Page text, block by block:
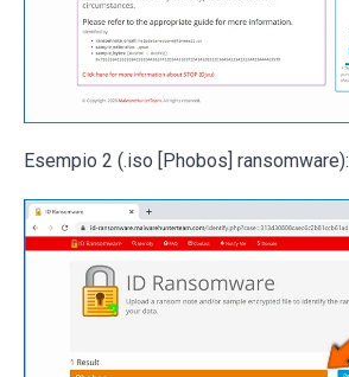
Esempio 2 (.iso [Phobos] ransomware):